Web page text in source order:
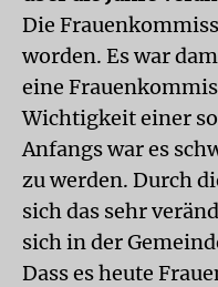
Die
worden. Es war
eine
Wichtigkeit einer
Anfangs war es
zu werden. Durch
sich das sehr
sich in der
Dass es heute